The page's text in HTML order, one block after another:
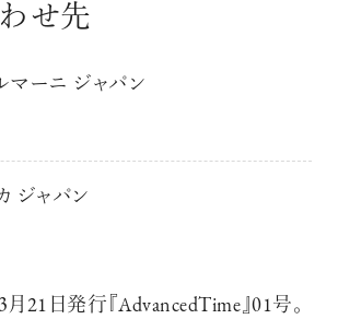
せ先
マーニ ジャパン
ジャパン
21日発行『AdvancedTime』01号。